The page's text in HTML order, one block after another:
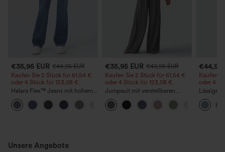
€35,95 EUR €44,95 EUR
Kaufen Sie 2 Stück für 61,54 €
oder 4 Stück für 123,08 €.
Halara Flex™ Jeans mit hohem
Bund und Taschen,
gewaschener, lässiger Bootcut
€35,95 EUR €40,95 EUR
Kaufen Sie 2 Stück für 61,54 €
oder 4 Stück für 123,08 €.
Jumpsuit mit verstellbaren
Trägern, gerafftem Detail,
weitem Bein und meliertem
Stoff, lässig, mit Taschen - Easy
€44,95
Kaufen
oder 4
Lässige
Taschen
Unsere Angebote